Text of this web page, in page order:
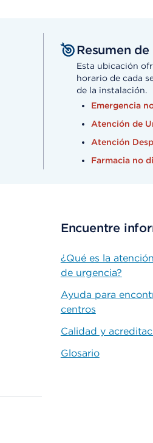
Resumen
Esta ubicación
horario de cada
de la instalación.
Emergencia
Atención de
Atención
Farmacia no
Encuentre
¿Qué es la
de urgencia?
Ayuda para
centros
Calidad y
Glosario